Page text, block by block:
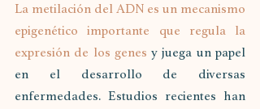
La metilación del ADN es un mecanismo
epigenético importante que regula la
expresión de los genes y juega un papel
en el desarrollo de diversas
enfermedades. Estudios recientes han